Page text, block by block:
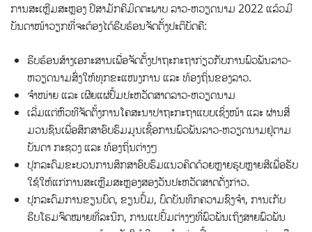
ການສະເຫຼີມສະຫຼອງ ປີສາມັກຄີມິດຕະພາບ ລາວ-ຫວຽດນາມ 2022 ແລ້ວມີ
ບັນດາໜ້າວຽກທີ່ຈະຕ້ອງໄດ້ຮີບຮ້ອນຈັດຕັ້ງປະຕິບັດຄື:
ຮີບຮ້ອນສ້າງເອກະສານເພື່ອຈັດຕັ້ງປາຖະກະຖາກ່ຽວກັບການພົວພັນລາວ-
ຫວຽດນາມສົ່ງໃຫ້ທຸກຂະແໜງການ ແລະ ທ້ອງຖິ່ນຂອງລາວ.
ຈຳໜ່າຍ ແລະ ເຜີຍແຜ່ປຶ້ມປະຫວັດສາດລາວ-ຫວຽດນາມ
ເລີ່ມແຕ່ຫົວທີຈັດຕັ້ງການໂຄສະນາປາຖະກະຖາແບບເຊິ່ງໜ້າ ແລະ ຜ່ານສື່
ມວນຊົນເພື່ອສຶກສາອົບຮົມມູນເຊື້ອການພົວພັນລາວ-ຫວຽດນາມຢູ່ຕາມ
ບັນດາ ກະຊວງ ແລະ ທ້ອງຖິ່ນຕ່າງໆ
ປຸກລະດົມຂະບວນການສຶກສາອົບຮົມແນວຄິດດ້ວຍຫຼາຍຮູບຫຼາຍສີເພື່ອຮັບ
ໃຊ້ໃຫ້ແກ່ການສະເຫຼີມສະຫຼອງສອງວັນປະຫວັດສາດດ່ັງກ່າວ.
ປຸກລະດົມການຂຽນບົດ, ຂຽນປຶ້ມ, ບົດບັນທຶກຄວາມຊົງຈຳ, ການເກັບ
ຮີບໂຮມຈົດໝາຍທີ່ລະນຶກ, ການແປປຶ້ມຕ່າງໆທີ່ພົວພັນເຖິງສາຍພົວພັນ